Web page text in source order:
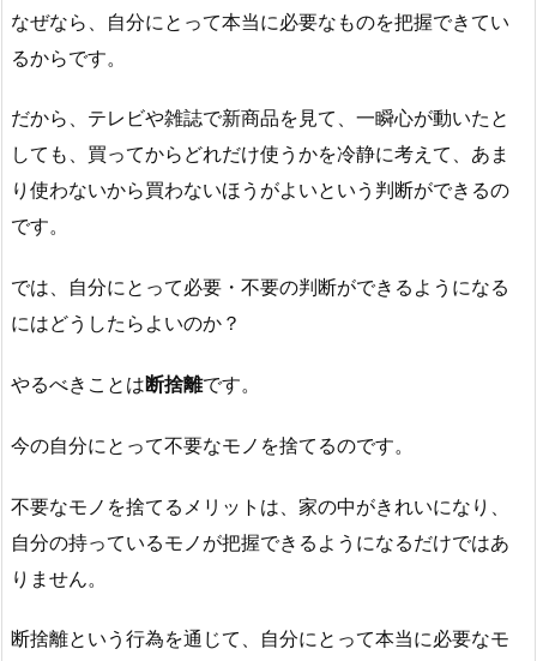
なぜなら、自分にとって本当に必要なものを把握できてい
るからです。
だから、テレビや雑誌で新商品を見て、一瞬心が動いたと
しても、買ってからどれだけ使うかを冷静に考えて、あま
り使わないから買わないほうがよいという判断ができるの
です。
では、自分にとって必要・不要の判断ができるようになる
にはどうしたらよいのか？
やるべきことは断捨離です。
今の自分にとって不要なモノを捨てるのです。
不要なモノを捨てるメリットは、家の中がきれいになり、
自分の持っているモノが把握できるようになるだけではあ
りません。
断捨離という行為を通じて、自分にとって本当に必要なモ